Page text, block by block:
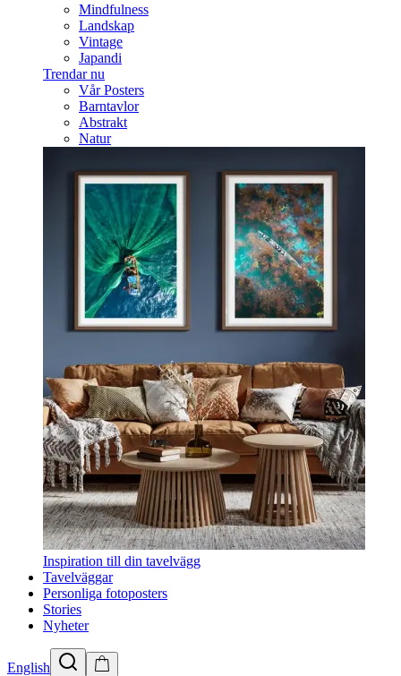
Mindfulness
Landskap
Vintage
Japandi
Trendar nu
Vår Posters
Barntavlor
Abstrakt
Natur
Inspiration till din tavelvägg
Tavelväggar
Personliga fotoposters
Stories
Nyheter
English